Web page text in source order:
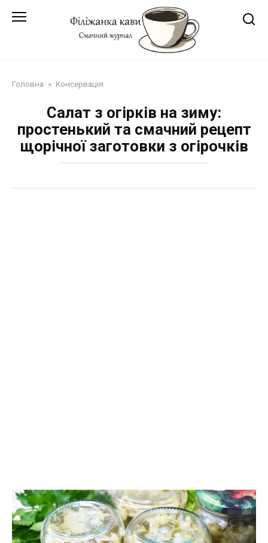
Головна » Консервація
Салат з огірків на зиму:
простенький та смачний рецепт
щорічної заготовки з огірочків